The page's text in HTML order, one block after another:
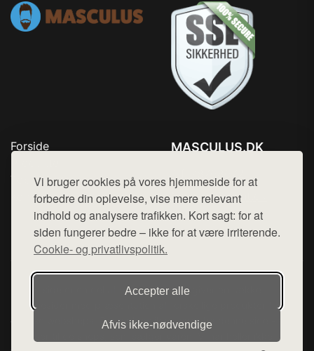
Vi bruger cookies på vores hjemmeside for at
forbedre din oplevelse, vise mere relevant
indhold og analysere trafikken. Kort sagt: for at
siden fungerer bedre – ikke for at være irriterende.
Cookie- og privatlivspolitik.
Accepter alle
Afvis ikke‑nødvendige
Forside
Top Rabatter
Kontakt
MASCULUS.DK
Mail: hej@want.dk
Cookie- og privatlivspolitik
Denne side er en del af want.dk, der udgiver en række
hjemmesider med præsentation af forskellige produkter fra
diverse webshops. Der sælges ikke varer fra denne side - vi
henviser til de shops, som sælger varen. Vi har heller ikke